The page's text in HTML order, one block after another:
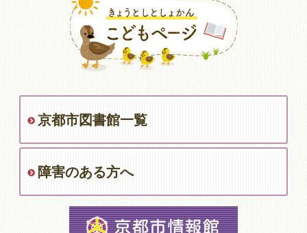
京都市図書館一覧
障害のある方へ